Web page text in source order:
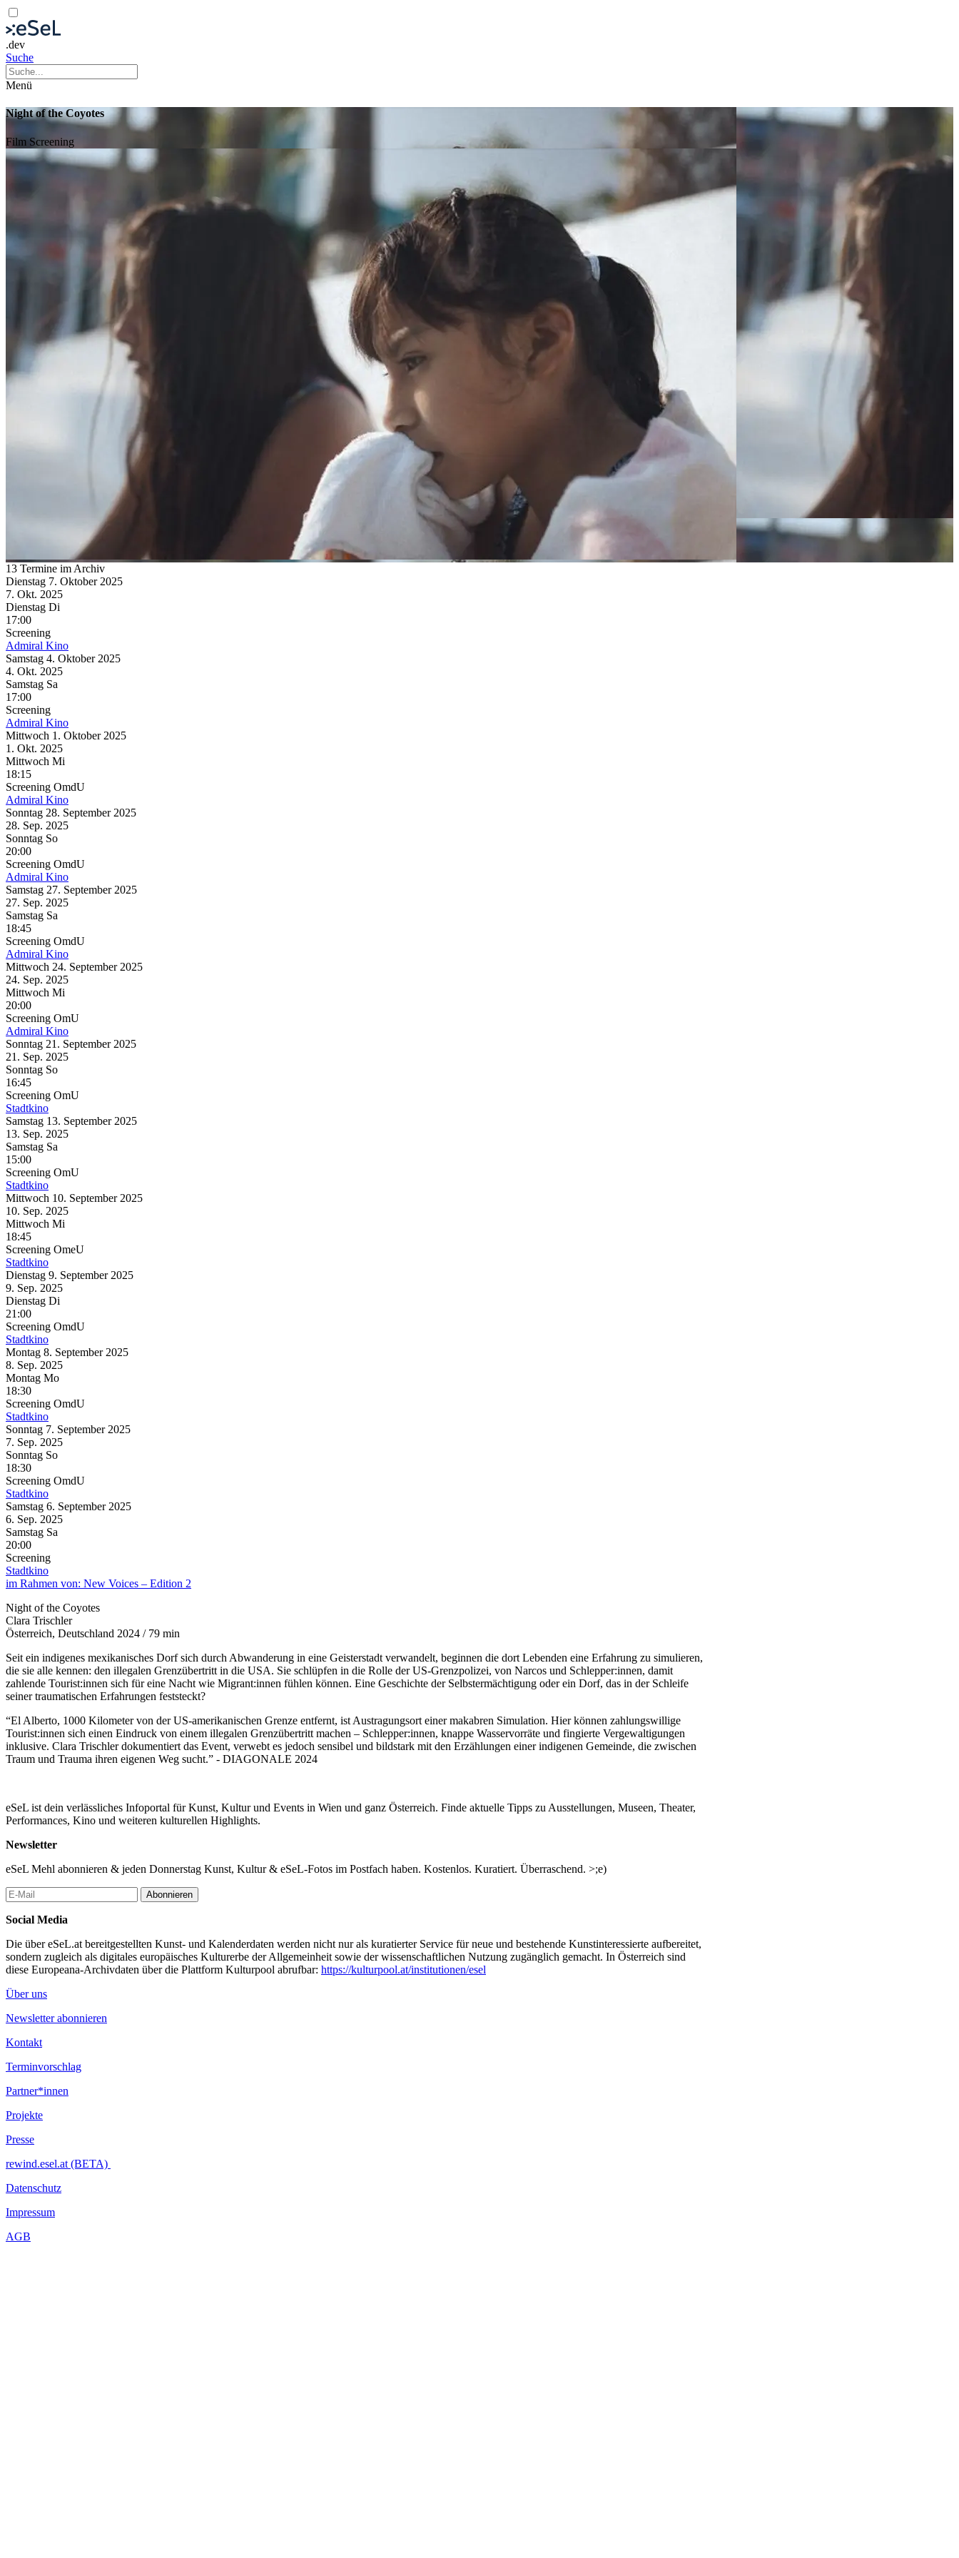
.dev
Suche
Menü
Night of the Coyotes
Film Screening
13 Termine im Archiv
Dienstag 7. Oktober 2025
7. Okt. 2025
Dienstag Di
17:00
Screening
Admiral Kino
Samstag 4. Oktober 2025
4. Okt. 2025
Samstag Sa
17:00
Screening
Admiral Kino
Mittwoch 1. Oktober 2025
1. Okt. 2025
Mittwoch Mi
18:15
Screening OmdU
Admiral Kino
Sonntag 28. September 2025
28. Sep. 2025
Sonntag So
20:00
Screening OmdU
Admiral Kino
Samstag 27. September 2025
27. Sep. 2025
Samstag Sa
18:45
Screening OmdU
Admiral Kino
Mittwoch 24. September 2025
24. Sep. 2025
Mittwoch Mi
20:00
Screening OmU
Admiral Kino
Sonntag 21. September 2025
21. Sep. 2025
Sonntag So
16:45
Screening OmU
Stadtkino
Samstag 13. September 2025
13. Sep. 2025
Samstag Sa
15:00
Screening OmU
Stadtkino
Mittwoch 10. September 2025
10. Sep. 2025
Mittwoch Mi
18:45
Screening OmeU
Stadtkino
Dienstag 9. September 2025
9. Sep. 2025
Dienstag Di
21:00
Screening OmdU
Stadtkino
Montag 8. September 2025
8. Sep. 2025
Montag Mo
18:30
Screening OmdU
Stadtkino
Sonntag 7. September 2025
7. Sep. 2025
Sonntag So
18:30
Screening OmdU
Stadtkino
Samstag 6. September 2025
6. Sep. 2025
Samstag Sa
20:00
Screening
Stadtkino
im Rahmen von: New Voices – Edition 2
Night of the Coyotes
Clara Trischler
Österreich, Deutschland 2024 / 79 min
Seit ein indigenes mexikanisches Dorf sich durch Abwanderung in eine Geisterstadt verwandelt, beginnen die dort Lebenden eine Erfahrung zu simulieren,
die sie alle kennen: den illegalen Grenzübertritt in die USA. Sie schlüpfen in die Rolle der US-Grenzpolizei, von Narcos und Schlepper:innen, damit
zahlende Tourist:innen sich für eine Nacht wie Migrant:innen fühlen können. Eine Geschichte der Selbstermächtigung oder ein Dorf, das in der Schleife
seiner traumatischen Erfahrungen feststeckt?
“El Alberto, 1000 Kilometer von der US-amerikanischen Grenze entfernt, ist Austragungsort einer makabren Simulation. Hier können zahlungswillige
Tourist:innen sich einen Eindruck von einem illegalen Grenzübertritt machen – Schlepper:innen, knappe Wasservorräte und fingierte Vergewaltigungen
inklusive. Clara Trischler dokumentiert das Event, verwebt es jedoch sensibel und bildstark mit den Erzählungen einer indigenen Gemeinde, die zwischen
Traum und Trauma ihren eigenen Weg sucht.” - DIAGONALE 2024
eSeL ist dein verlässliches Infoportal für Kunst, Kultur und Events in Wien und ganz Österreich. Finde aktuelle Tipps zu Ausstellungen, Museen, Theater,
Performances, Kino und weiteren kulturellen Highlights.
Newsletter
eSeL Mehl abonnieren & jeden Donnerstag Kunst, Kultur & eSeL-Fotos im Postfach haben. Kostenlos. Kuratiert. Überraschend. >;e)
Abonnieren
Social Media
Die über eSeL.at bereitgestellten Kunst- und Kalenderdaten werden nicht nur als kuratierter Service für neue und bestehende Kunstinteressierte aufbereitet,
sondern zugleich als digitales europäisches Kulturerbe der Allgemeinheit sowie der wissenschaftlichen Nutzung zugänglich gemacht. In Österreich sind
diese Europeana-Archivdaten über die Plattform Kulturpool abrufbar: https://kulturpool.at/institutionen/esel
Über uns
Newsletter abonnieren
Kontakt
Terminvorschlag
Partner*innen
Projekte
Presse
rewind.esel.at (BETA)
Datenschutz
Impressum
AGB